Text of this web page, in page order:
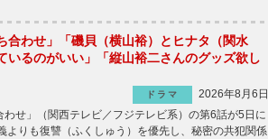
合わせ」「磯貝（横山裕）とヒナタ（関水
いるのがいい」「縦山裕二さんのグッズ欲し
ドラマ
2026年8月6日
せ」（関西テレビ／フジテレビ系）の第6話が5日に
りも復讐（ふくしゅう）を優先し、秘密の共犯関係